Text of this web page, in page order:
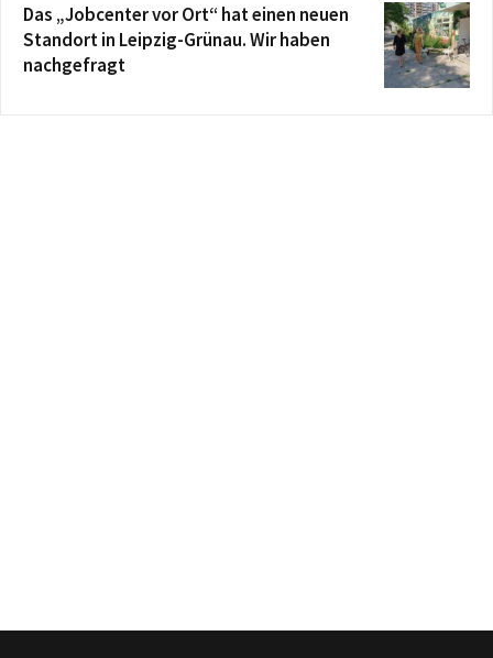
Das „Jobcenter vor Ort“ hat einen neuen
Standort in Leipzig-Grünau. Wir haben
nachgefragt